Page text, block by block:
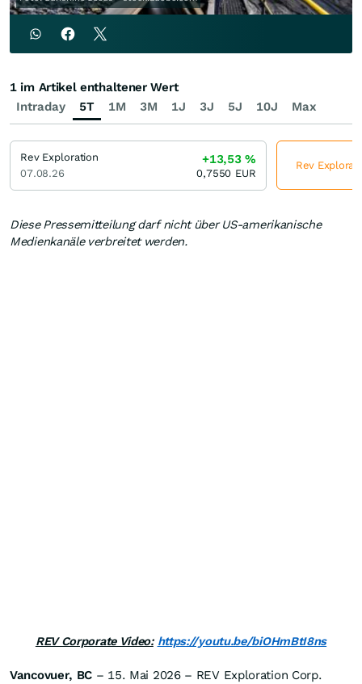
Diese Pressemitteilung darf nicht über US-amerikanische
Medienkanäle verbreitet werden.
REV Corporate Video: https://youtu.be/biOHmBtI8ns
Vancovuer, BC – 15. Mai 2026 – REV Exploration Corp.
Intraday 5T 1M 3M 1J 3J 5J 10J Max
1 im Artikel enthaltener Wert
Rev Exploration
07.08.26
+13,53%
0,7550 EUR
Rev